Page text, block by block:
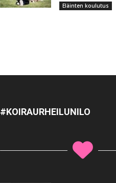
Eläinten koulutus
#KOIRAURHEILUNILO